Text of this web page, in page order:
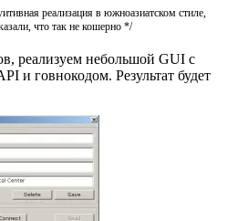
реализация в южноазиатском стиле,
что так не кошерно */
реализуем небольшой GUI с
и говнокодом. Результат будет